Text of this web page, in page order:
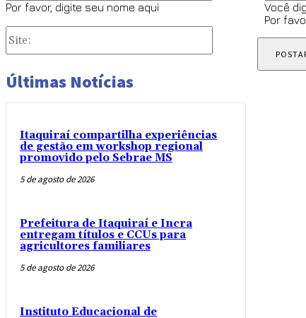
Por favor, digite seu nome aqui
Você
Por
Últimas Notícias
Itaquiraí compartilha experiências
de gestão em workshop regional
promovido pelo Sebrae MS
5 de agosto de 2026
Prefeitura de Itaquiraí e Incra
entregam títulos e CCUs para
agricultores familiares
5 de agosto de 2026
Instituto Educacional de